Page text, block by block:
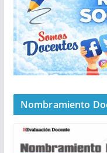
Nombramiento